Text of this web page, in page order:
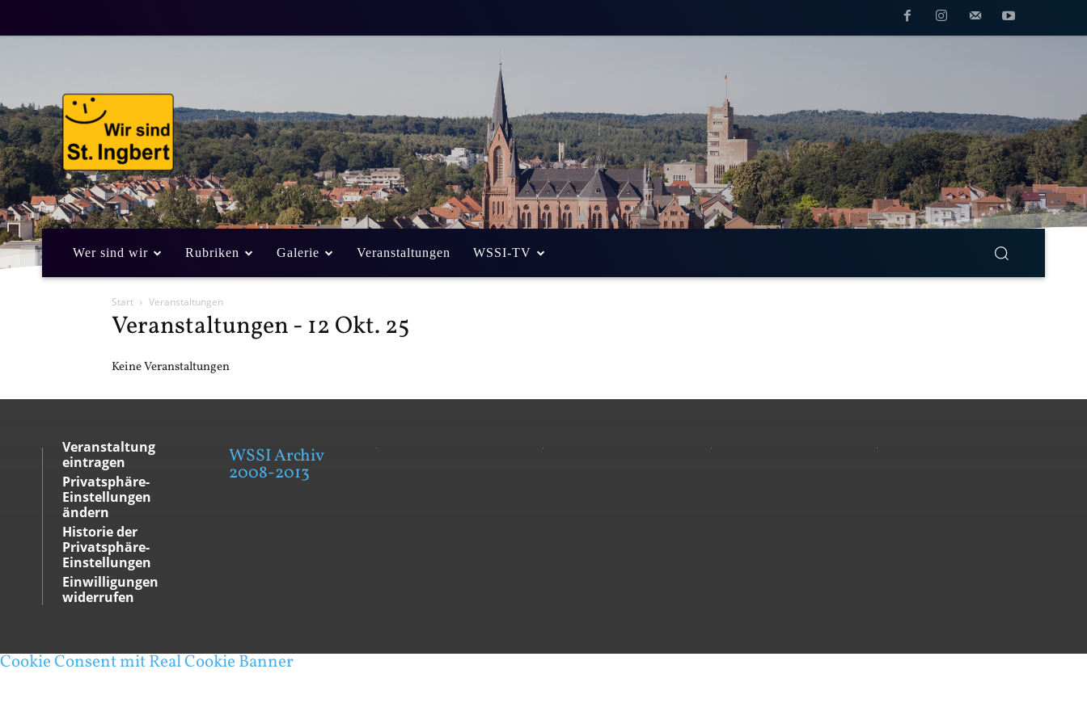
Wer sind wir Rubriken Galerie Veranstaltungen WSSI-TV
Start Veranstaltungen
Veranstaltungen - 12 Okt. 25
Keine Veranstaltungen
Veranstaltung
eintragen
Privatsphäre-
Einstellungen
ändern
Historie der
Privatsphäre-
Einstellungen
Einwilligungen
widerrufen
WSSI Archiv
2008-2013
Cookie Consent mit Real Cookie Banner